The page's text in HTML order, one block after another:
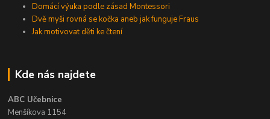
Domácí výuka podle zásad Montessori
Dvě myši rovná se kočka aneb jak funguje Fraus
Jak motivovat děti ke čtení
Kde nás najdete
ABC Učebnice
Menšíkova 1154